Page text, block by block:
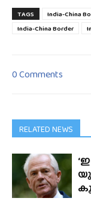
TAGS India-China
India-China Border
0 Comments
RELATED NEWS